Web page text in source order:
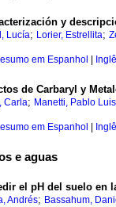
y
Lucía; Lorier, Estrellita;
em Espanhol
de Carbaryl y
Carla; Manetti, Pablo Luis
em Espanhol
e aguas
el pH del suelo en
Andrés; Bassahum,